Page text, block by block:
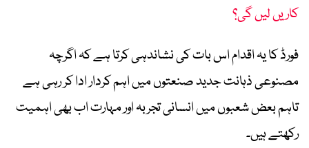
کاریں لیں گی؟
فورڈ کا یہ اقدام اس بات کی نشاندہی کرتا ہے کہ اگرچہ
مصنوعی ذہانت جدید صنعتوں میں اہم کردار ادا کر رہی ہے
تاہم بعض شعبوں میں انسانی تجربہ اور مہارت اب بھی اہمیت
رکھتے ہیں۔